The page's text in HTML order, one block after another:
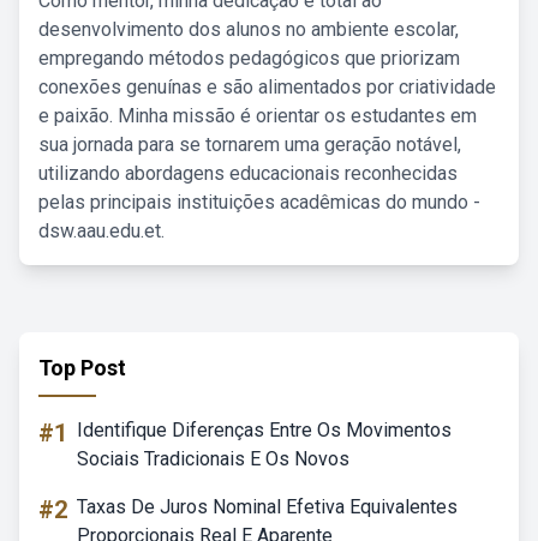
desenvolvimento dos alunos no ambiente escolar,
empregando métodos pedagógicos que priorizam
conexões genuínas e são alimentados por criatividade
e paixão. Minha missão é orientar os estudantes em
sua jornada para se tornarem uma geração notável,
utilizando abordagens educacionais reconhecidas
pelas principais instituições acadêmicas do mundo -
dsw.aau.edu.et.
Top Post
#1
Identifique Diferenças Entre Os Movimentos
Sociais Tradicionais E Os Novos
#2 Taxas De Juros Nominal Efetiva Equivalentes
Proporcionais Real E Aparente